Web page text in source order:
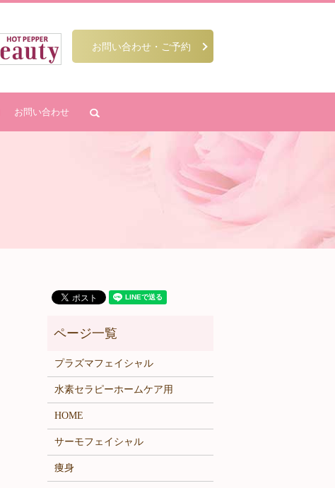
お問い合わせ・ご予約
お問い合わせ
プラズマフェイシャル
水素セラピーホームケア用
HOME
サーモフェイシャル
痩身